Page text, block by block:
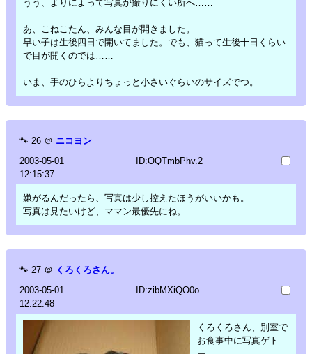
うう、よりによって写真が撮りにくい所へ……
あ、こねこたん、みんな目が開きました。
早い子は生後四日で開いてました。でも、猫って生後十日くらい
で目が開くのでは……
いま、手のひらよりちょっと小さいぐらいのサイズでつ。
🐾 26 ＠ ニコヨン
2003-05-01
12:15:37
ID:OQTmbPhv.2
嫌がるんだったら、写真は少し控えたほうがいいかも。
写真は見たいけど、ママン最優先にね。
🐾 27 ＠ くろくろさん。
2003-05-01
12:22:48
ID:zibMXiQO0o
くろくろさん、別室で
お食事中に写真ゲト